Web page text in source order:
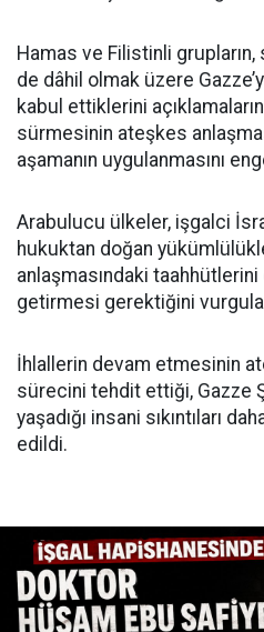
Hamas ve Filistinli grupların,
de dâhil olmak üzere
kabul ettiklerini
sürmesinin ateşkes
aşamanın uygulanmasını
Arabulucu ülkeler, işgalci
hukuktan doğan
anlaşmasındaki
getirmesi gerektiğini
İhlallerin devam etmesinin
sürecini tehdit ettiği, Gazze
yaşadığı insani sıkıntıları
edildi.